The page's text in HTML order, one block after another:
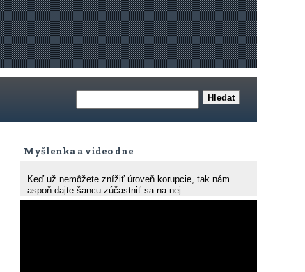
Myšlenka a video dne
Keď už nemôžete znížiť úroveň korupcie, tak nám
aspoň dajte šancu zúčastniť sa na nej.